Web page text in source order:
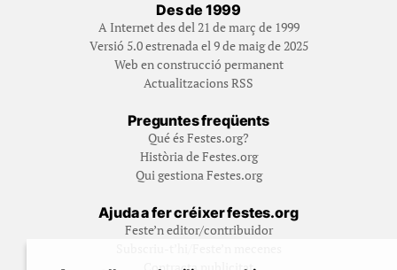
Des de 1999
A Internet des del 21 de març de 1999
Versió 5.0 estrenada el 9 de maig de 2025
Web en construcció permanent
Actualitzacions RSS
Preguntes freqüents
Qué és Festes.org?
Història de Festes.org
Qui gestiona Festes.org
Ajuda a fer créixer festes.org
Feste’n editor/contribuidor